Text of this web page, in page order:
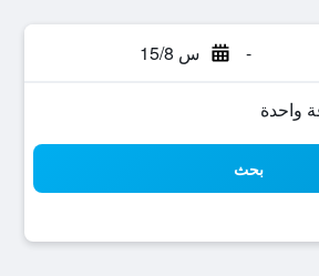
- س 15/8
بحث